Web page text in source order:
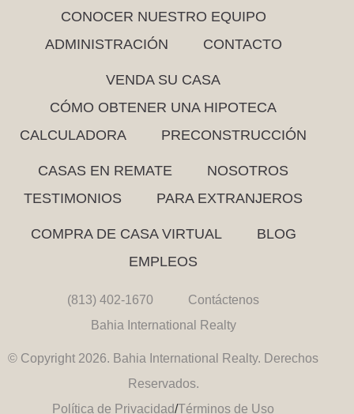
CONOCER NUESTRO EQUIPO
ADMINISTRACIÓN
CONTACTO
VENDA SU CASA
CÓMO OBTENER UNA HIPOTECA
CALCULADORA
PRECONSTRUCCIÓN
CASAS EN REMATE
NOSOTROS
TESTIMONIOS
PARA EXTRANJEROS
COMPRA DE CASA VIRTUAL
BLOG
EMPLEOS
(813) 402-1670
Contáctenos
Bahia International Realty
© Copyright 2026. Bahia International Realty. Derechos
Reservados.
Política de Privacidad/Términos de Uso